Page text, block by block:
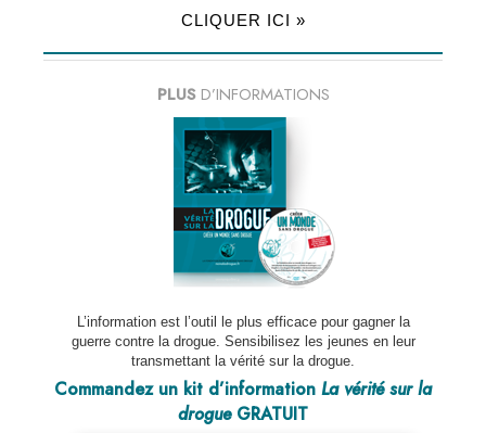
CLIQUER ICI »
PLUS D’INFORMATIONS
L’information est l’outil le plus efficace pour gagner la
guerre contre la drogue. Sensibilisez les jeunes en leur
transmettant la vérité sur la drogue.
Commandez un kit d’information La vérité sur la
drogueGRATUIT